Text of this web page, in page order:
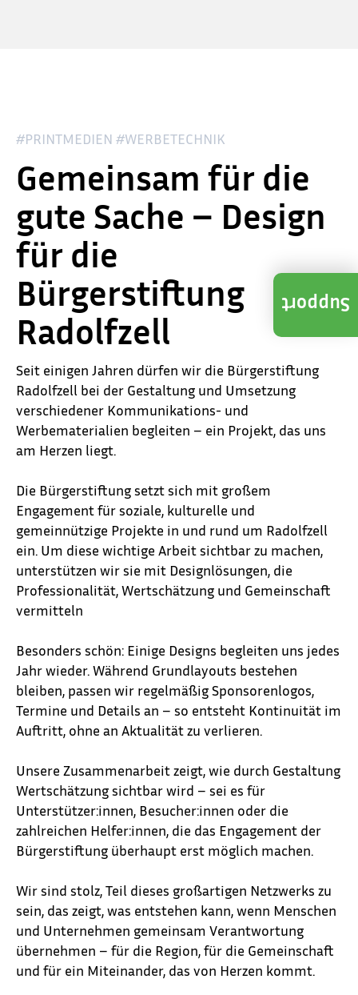
Support
#PRINTMEDIEN #WERBETECHNIK
Gemeinsam für die
gute Sache – Design
für die
Bürgerstiftung
Radolfzell
Seit einigen Jahren dürfen wir die Bürgerstiftung
Radolfzell bei der Gestaltung und Umsetzung
verschiedener Kommunikations- und
Werbematerialien begleiten – ein Projekt, das uns
am Herzen liegt.
Die Bürgerstiftung setzt sich mit großem
Engagement für soziale, kulturelle und
gemeinnützige Projekte in und rund um Radolfzell
ein. Um diese wichtige Arbeit sichtbar zu machen,
unterstützen wir sie mit Designlösungen, die
Professionalität, Wertschätzung und Gemeinschaft
vermitteln
Besonders schön: Einige Designs begleiten uns jedes
Jahr wieder. Während Grundlayouts bestehen
bleiben, passen wir regelmäßig Sponsorenlogos,
Termine und Details an – so entsteht Kontinuität im
Auftritt, ohne an Aktualität zu verlieren.
Unsere Zusammenarbeit zeigt, wie durch Gestaltung
Wertschätzung sichtbar wird – sei es für
Unterstützer:innen, Besucher:innen oder die
zahlreichen Helfer:innen, die das Engagement der
Bürgerstiftung überhaupt erst möglich machen.
Wir sind stolz, Teil dieses großartigen Netzwerks zu
sein, das zeigt, was entstehen kann, wenn Menschen
und Unternehmen gemeinsam Verantwortung
übernehmen – für die Region, für die Gemeinschaft
und für ein Miteinander, das von Herzen kommt.